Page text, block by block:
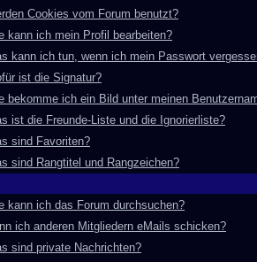
Cookies vom Forum benutzt?
kann ich mein Profil bearbeiten?
kann ich tun, wenn ich mein Passwort
ist die Signatur?
bekomme ich ein Bild unter meinen
ist die Freunde-Liste und die Ignorierliste?
sind Favoriten?
sind Rangtitel und Rangzeichen?
kann ich das Forum durchsuchen?
ich anderen Mitgliedern eMails schicken?
sind private Nachrichten?